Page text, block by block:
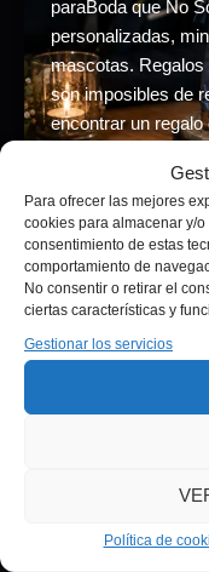
Para ofrecer las mejores
cookies para almacenar y/
consentimiento de estas
comportamiento de
No consentir o retirar el
ciertas características y
Gestionar los servicios
Política de
paraBoda que No
personalizadas,
mascotas. Regalos
son imposibles de
encontrar un